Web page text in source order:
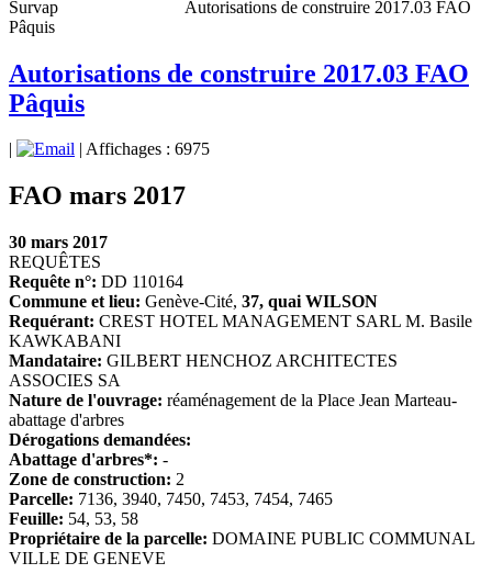
Autorisations de construire 2017.03 FAO
Pâquis
Autorisations de construire 2017.03 FAO
Pâquis
| Affichages : 6975
FAO mars 2017
30 mars 2017
REQUÊTES
Requête n°: DD 110164
Commune et lieu: Genève-Cité, 37, quai WILSON
Requérant: CREST HOTEL MANAGEMENT SARL M. Basile
KAWKABANI
Mandataire: GILBERT HENCHOZ ARCHITECTES
ASSOCIES SA
Nature de l'ouvrage: réaménagement de la Place Jean Marteau-
abattage d'arbres
Dérogations demandées:
Abattage d'arbres*: -
Zone de construction: 2
Parcelle: 7136, 3940, 7450, 7453, 7454, 7465
Feuille: 54, 53, 58
Propriétaire de la parcelle: DOMAINE PUBLIC COMMUNAL
VILLE DE GENEVE